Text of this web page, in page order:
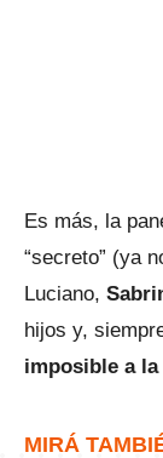
Es más, la
“secreto” (ya
Luciano,
hijos y,
imposible a
MIRÁ